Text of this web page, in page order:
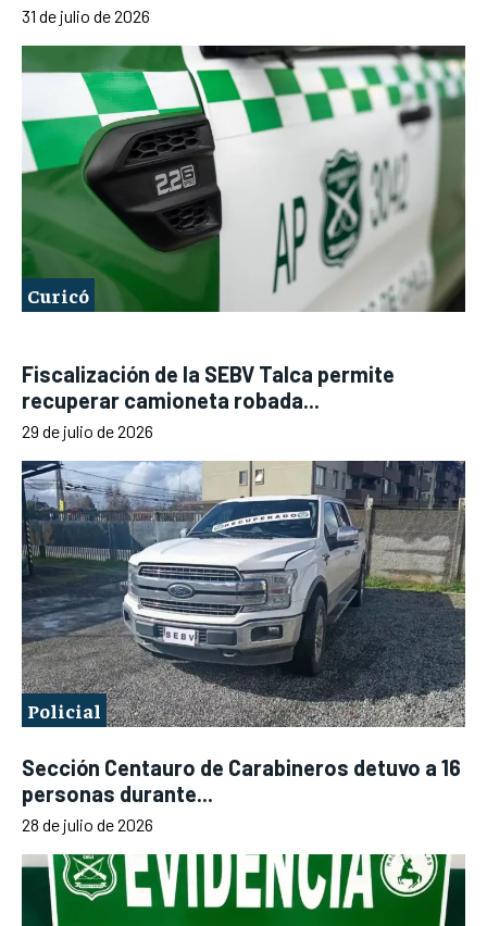
31 de julio de 2026
Curicó
Fiscalización de la SEBV Talca permite
recuperar camioneta robada...
29 de julio de 2026
Policial
Sección Centauro de Carabineros detuvo a 16
personas durante...
28 de julio de 2026